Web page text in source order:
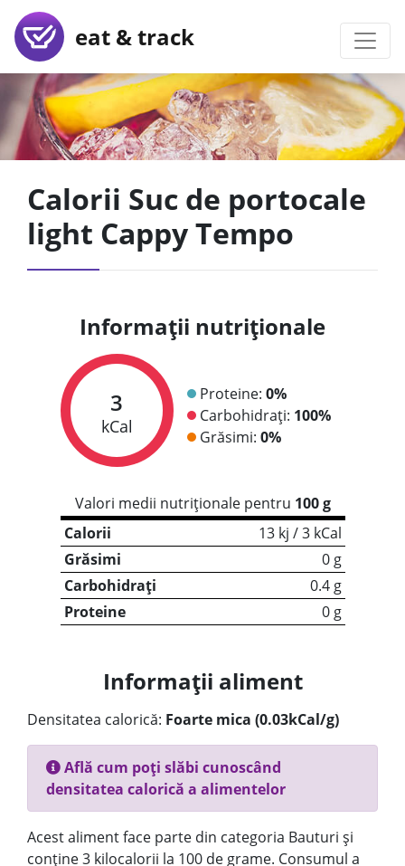
eat & track
Calorii Suc de portocale
light Cappy Tempo
Informații nutriționale
3
kCal
Proteine: 0%
Carbohidrați: 100%
Grăsimi: 0%
Valori medii nutriționale pentru 100 g
Calorii
13 kj / 3 kCal
Grăsimi
0 g
Carbohidrați
0.4 g
Proteine
0 g
Informații aliment
Densitatea calorică: Foarte mica (0.03kCal/g)
Află cum poți slăbi cunoscând
densitatea calorică a alimentelor
Acest aliment face parte din categoria Bauturi și
conține 3 kilocalorii la 100 de grame. Consumul a